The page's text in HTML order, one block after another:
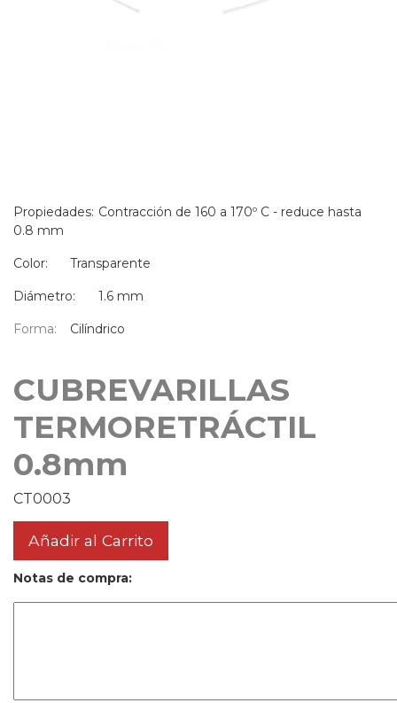
Propiedades: Contracción de 160 a 170º C - reduce hasta
0.8 mm
Color: Transparente
Diámetro: 1.6 mm
Forma: Cilíndrico
CUBREVARILLAS
TERMORETRÁCTIL
0.8mm
CT0003
Añadir al Carrito
Notas de compra: